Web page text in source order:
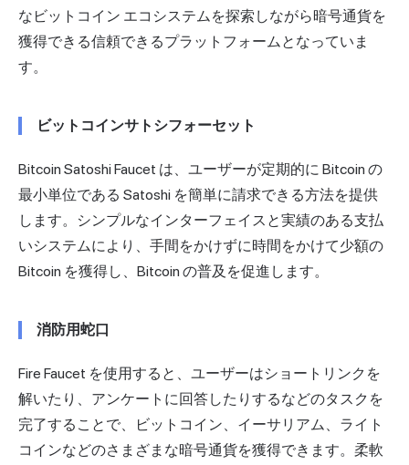
なビットコイン エコシステムを探索しながら暗号通貨を
獲得できる信頼できるプラットフォームとなっていま
す。
ビットコインサトシフォーセット
Bitcoin Satoshi Faucet は、ユーザーが定期的に Bitcoin の
最小単位である Satoshi を簡単に請求できる方法を提供
します。シンプルなインターフェイスと実績のある支払
いシステムにより、手間をかけずに時間をかけて少額の
Bitcoin を獲得し、Bitcoin の普及を促進します。
消防用蛇口
Fire Faucet を使用すると、ユーザーはショートリンクを
解いたり、アンケートに回答したりするなどのタスクを
完了することで、ビットコイン、イーサリアム、ライト
コインなどのさまざまな暗号通貨を獲得できます。柔軟